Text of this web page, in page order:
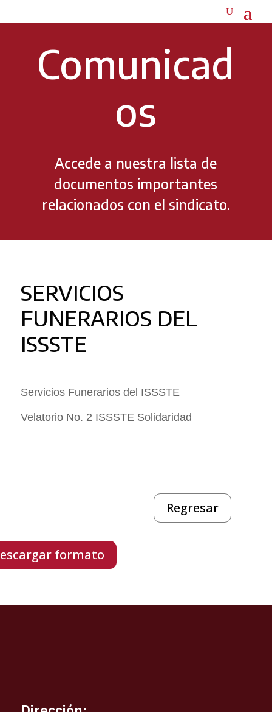
Comunicad
os
Accede a nuestra lista de
documentos importantes
relacionados con el sindicato.
SERVICIOS
FUNERARIOS DEL
ISSSTE
Servicios Funerarios del ISSSTE
Velatorio No. 2 ISSSTE Solidaridad
Regresar
formato